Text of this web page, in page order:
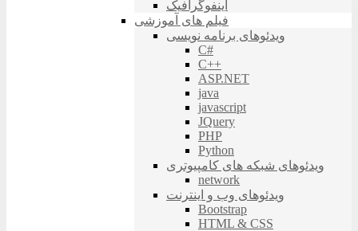
اینفوگرافیک
فیلم های آموزشی
ویدئوهای برنامه نویسی
C#
C++
ASP.NET
java
javascript
JQuery
PHP
Python
ویدئوهای شبکه های کامپیوتری
network
ویدئوهای وب و اینترنت
Bootstrap
HTML & CSS